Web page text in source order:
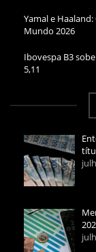
Yamal e
Mundo 2026
Ibovespa B3
5,11